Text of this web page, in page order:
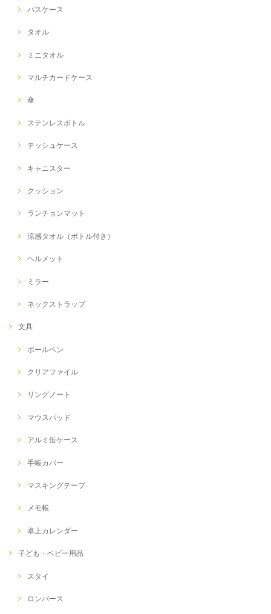
パスケース
タオル
ミニタオル
マルチカードケース
傘
ステンレスボトル
テッシュケース
キャニスター
クッション
ランチョンマット
涼感タオル（ボトル付き）
ヘルメット
ミラー
ネックストラップ
文具
ボールペン
クリアファイル
リングノート
マウスパッド
アルミ缶ケース
手帳カバー
マスキングテープ
メモ帳
卓上カレンダー
子ども・ベビー用品
スタイ
ロンパース